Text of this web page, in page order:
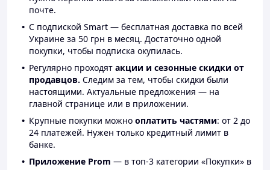
почте.
С подпиской Smart — бесплатная доставка по всей
Украине за 50 грн в месяц. Достаточно одной
покупки, чтобы подписка окупилась.
Регулярно проходят акции и сезонные скидки от
продавцов. Следим за тем, чтобы скидки были
настоящими. Актуальные предложения — на
главной странице или в приложении.
Крупные покупки можно оплатить частями: от 2 до
24 платежей. Нужен только кредитный лимит в
банке.
Приложение Prom — в топ-3 категории «Покупки» в